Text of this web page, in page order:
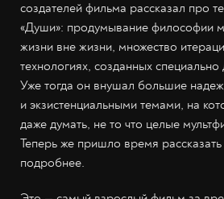
создателей фильма рассказал про
«Души»: продумывание философии
жизни вне жизни, множество
технологиях, созданных
Уже тогда он внушал большие
и экзистенциальными темами, на
даже думать, не то что целые
Теперь же пришло время
подробнее.